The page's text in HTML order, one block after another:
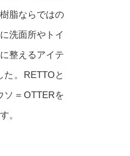
脂ならではの
洗面所やトイ
整えるアイテ
た。RETTOと
ソ＝OTTERを
。